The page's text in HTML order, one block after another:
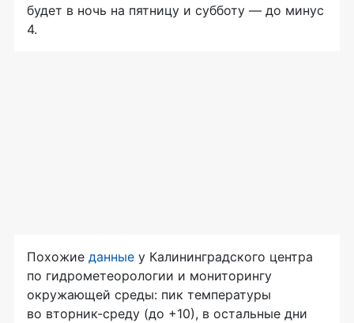
будет в ночь на пятницу и субботу — до минус
4.
Похожие данные у Калининградского центра
по гидрометеорологии и мониторингу
окружающей среды: пик температуры
во вторник-среду (до +10), в остальные дни